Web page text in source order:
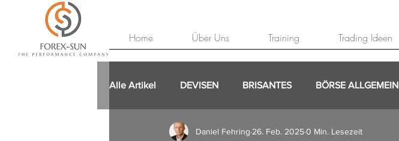
Home Über Uns Training Trading Ideen
Alle Artikel DEVISEN BRISANTES BÖRSE ALLGEMEIN
Daniel Fehring 26. Feb. 20250 Min. Lesezeit